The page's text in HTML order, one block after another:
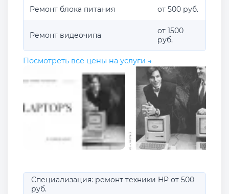
Ремонт блока питания от 500 руб.
Ремонт видеочипа
от 1500
руб.
Посмотреть все цены на услуги →
Специализация: ремонт техники HP от 500
руб.